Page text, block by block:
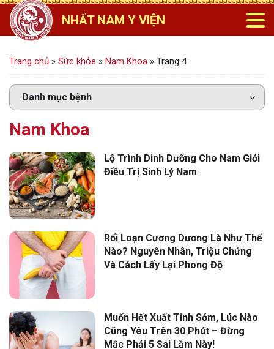
NHẤT NAM Y VIỆN
Trang chủ » Sức khỏe » Nam Khoa » Trang 4
Nam Khoa
Lộ Trình Dinh Dưỡng Cho Nam Giới
Điều Trị Sinh Lý Nam
Rối Loạn Cương Dương Là Như Thế
Nào? Nguyên Nhân, Triệu Chứng
Và Cách Lấy Lại Phong Độ
Muốn Hết Xuất Tinh Sớm, Lúc Nào
Cũng Yêu Trên 30 Phút – Đừng
Mắc Phải 5 Sai Lầm Này!